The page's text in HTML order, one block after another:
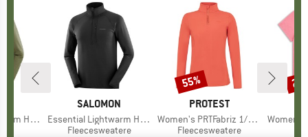
Hybrid
MÆRKE
SALOMON
Artikel
Essential Lightwarm Half Zip
Produktgruppe
Fleecesweatere
MÆRKE
PROTEST
Artikel
Women's PRTFabriz 1/4 Zip Top
Produktgruppe
Fleecesweatere
Rabat
55%
Artikel
Women's